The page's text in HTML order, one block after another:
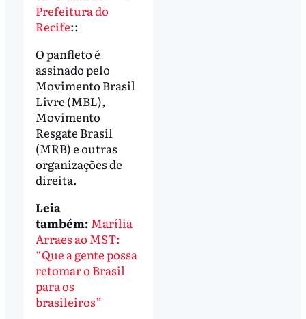
Prefeitura do
Recife::
O panfleto é
assinado pelo
Movimento Brasil
Livre (MBL),
Movimento
Resgate Brasil
(MRB) e outras
organizações de
direita.
Leia
também: Marília
Arraes ao MST:
“Que a gente possa
retomar o Brasil
para os
brasileiros”